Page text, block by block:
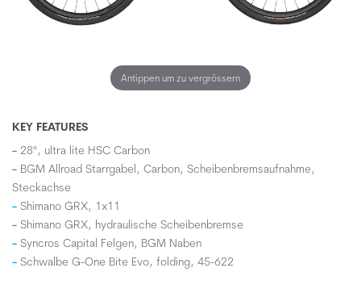
Antippen um zu vergrössern
KEY FEATURES
28", ultra lite HSC Carbon
BGM Allroad Starrgabel, Carbon, Scheibenbremsaufnahme,
Steckachse
Shimano GRX, 1x11
Shimano GRX, hydraulische Scheibenbremse
Syncros Capital Felgen, BGM Naben
Schwalbe G-One Bite Evo, folding, 45-622